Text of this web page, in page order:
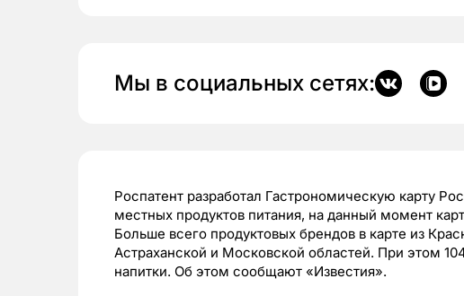
Мы в социальных сетях:
Роспатент разработал Гастрономическую карту
местных продуктов питания, на данный момент
Больше всего продуктовых брендов в карте из
Астраханской и Московской областей. При этом
напитки. Об этом сообщают «Известия».